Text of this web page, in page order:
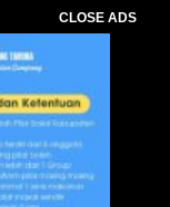
CLOSE ADS